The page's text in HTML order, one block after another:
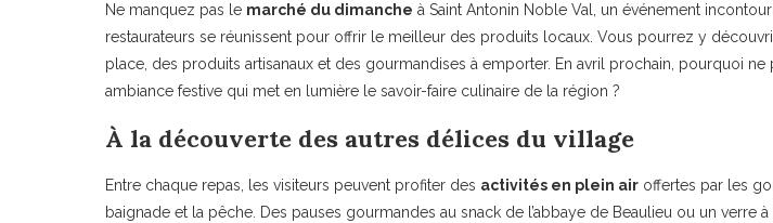
Ne manquez pas le marché du dimanche à Saint Antonin Noble Val, un événement
restaurateurs se réunissent pour offrir le meilleur des produits locaux. Vous pourrez y
place, des produits artisanaux et des gourmandises à emporter. En avril prochain, pourquoi ne
ambiance festive qui met en lumière le savoir-faire culinaire de la région ?
À la découverte des autres délices du village
Entre chaque repas, les visiteurs peuvent profiter des activités en plein air offertes par les
baignade et la pêche. Des pauses gourmandes au snack de l’abbaye de Beaulieu ou un verre à